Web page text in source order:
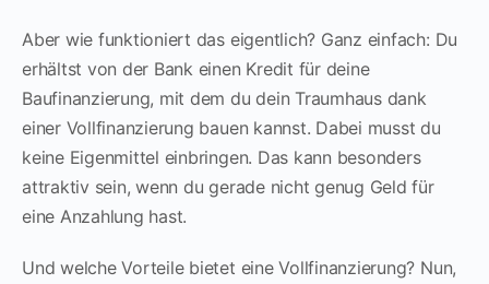
Aber wie funktioniert das eigentlich? Ganz einfach: Du
erhältst von der Bank einen Kredit für deine
Baufinanzierung, mit dem du dein Traumhaus dank
einer Vollfinanzierung bauen kannst. Dabei musst du
keine Eigenmittel einbringen. Das kann besonders
attraktiv sein, wenn du gerade nicht genug Geld für
eine Anzahlung hast.
Und welche Vorteile bietet eine Vollfinanzierung? Nun,